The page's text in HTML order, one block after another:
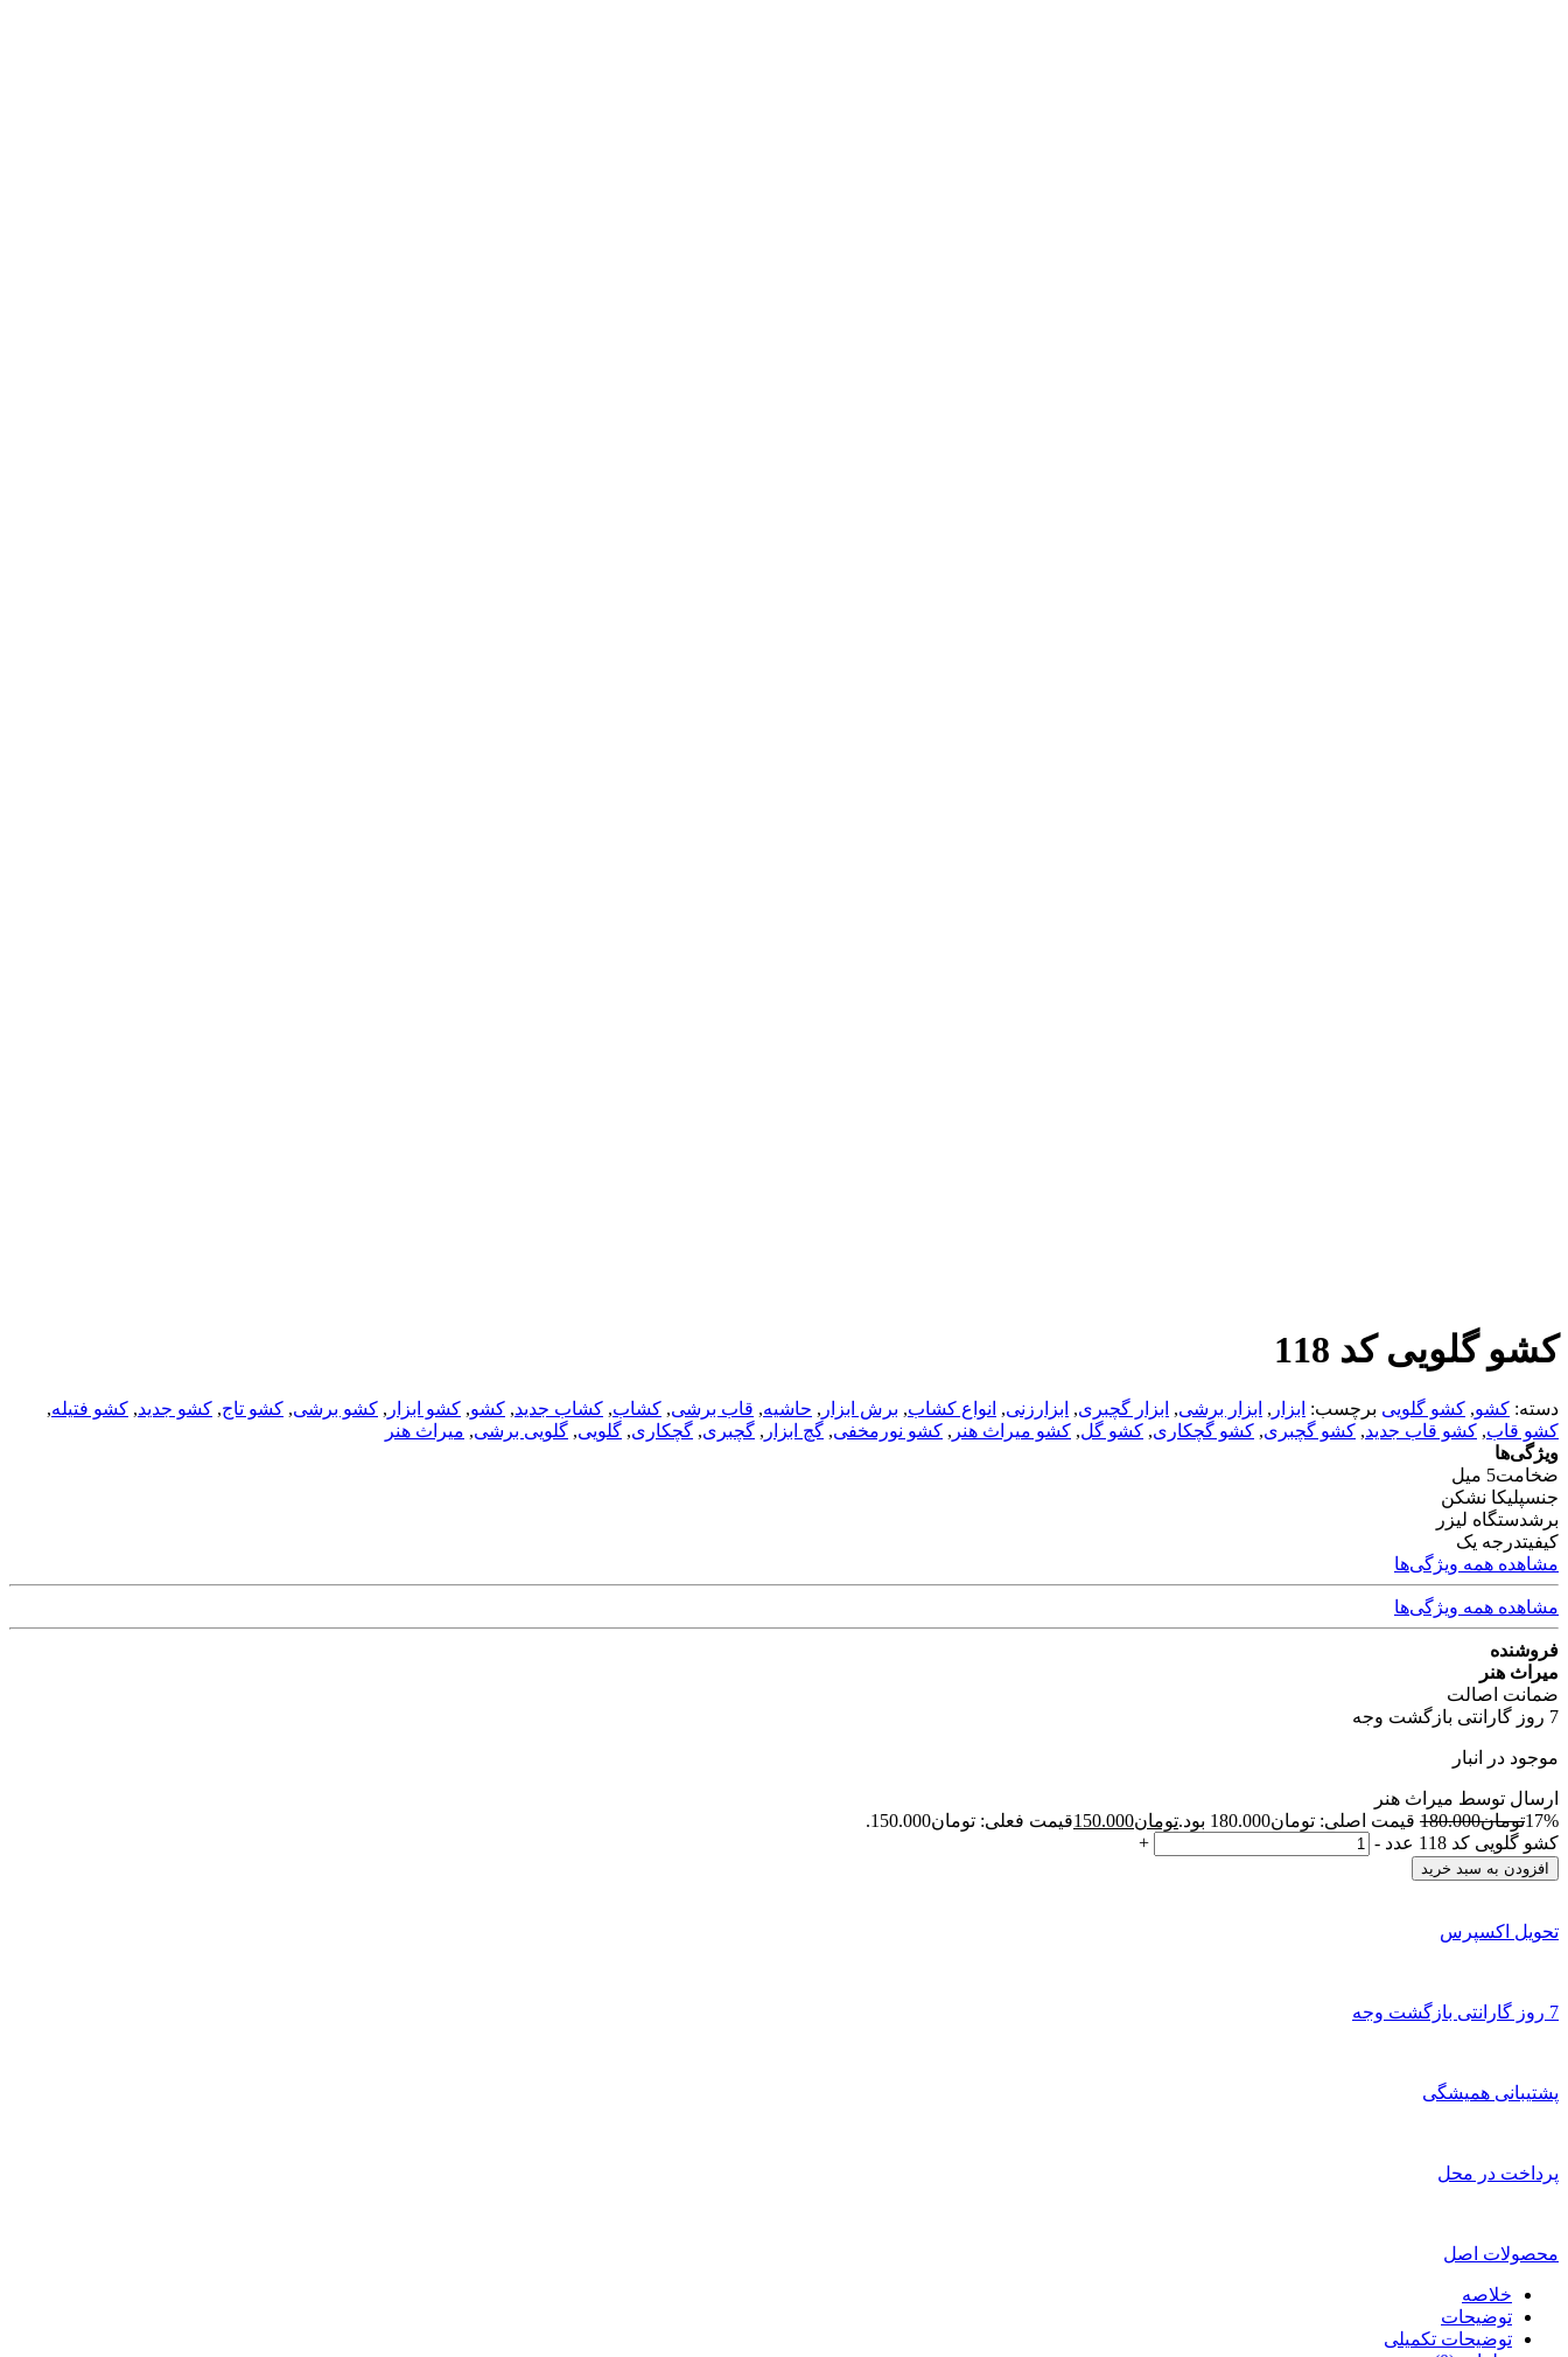
کشو گلویی کد 118
دسته: کشو, کشو گلویی برچسب: ابزار , ابزار برشی, ابزار گچبری, ابزارزنی, انواع کشاب, برش ابزار , حاشیه, قاب برشی, کشاب, کشاب جدید, کشو, کشو ابزار , کشو برشی, کشو تاج, کشو جدید, کشو فتیله,
کشو قاب, کشو قاب جدید, کشو گچبری, کشو گچکاری, کشو گل, کشو میراث هنر , کشو نورمخفی, گچ ابزار , گچبری, گچکاری, گلویی, گلویی برشی, میراث هنر
ویژگی‌ها
ضخامت5 میل
جنسپلیکا نشکن
برشدستگاه لیزر
کیفیتدرجه یک
مشاهده همه ویژگی‌ها
مشاهده همه ویژگی‌ها
فروشنده
میراث هنر
ضمانت اصالت
7 روز گارانتی بازگشت وجه
موجود در انبار
ارسال توسط میراث هنر
17%تومان180.000 قیمت اصلی: تومان180.000 بود. تومان150.000قیمت فعلی: تومان150.000.
کشو گلویی کد 118 عدد
-
+
افزودن به سبد خرید
تحویل اکسپرس
7 روز گارانتی بازگشت وجه
پشتیبانی همیشگی
پرداخت در محل
محصولات اصل
خلاصه
توضیحات
توضیحات تکمیلی